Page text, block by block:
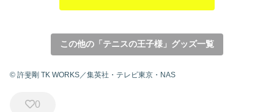
この他の「テニスの王子様」グッズ一覧
© 許斐剛 TK WORKS／集英社・テレビ東京・NAS
0